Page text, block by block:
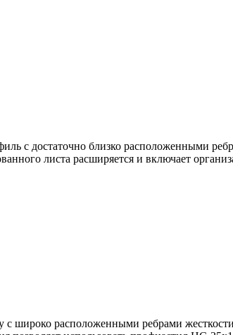
с достаточно близко расположенными
листа расширяется и включает
широко расположенными ребрами